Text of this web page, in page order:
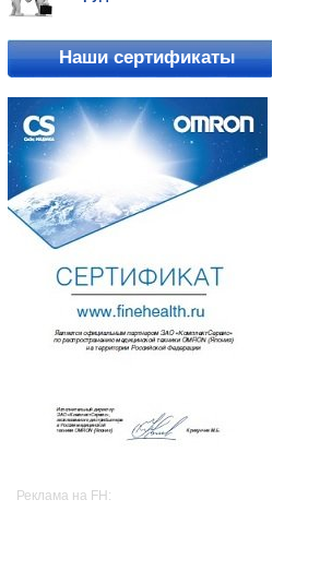
Наши сертификаты
Реклама на FH: